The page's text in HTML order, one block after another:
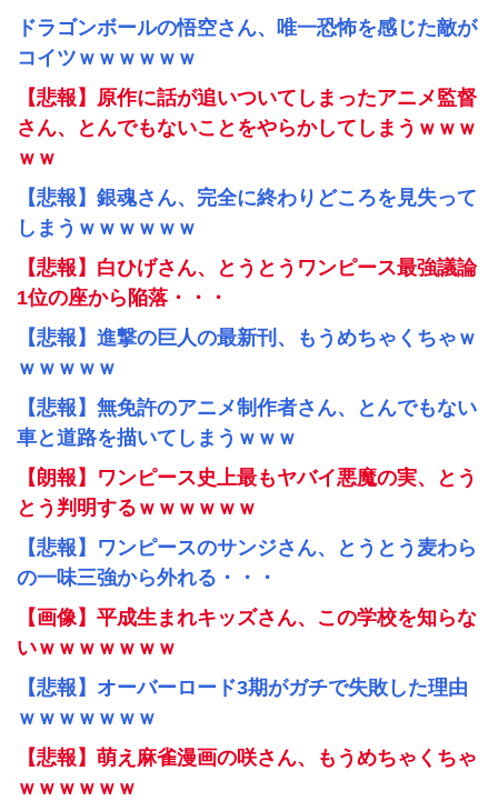
ドラゴンボールの悟空さん、唯一恐怖を感じた敵が
コイツｗｗｗｗｗｗ
【悲報】原作に話が追いついてしまったアニメ監督
さん、とんでもないことをやらかしてしまうｗｗｗ
ｗｗ
【悲報】銀魂さん、完全に終わりどころを見失って
しまうｗｗｗｗｗｗ
【悲報】白ひげさん、とうとうワンピース最強議論
1位の座から陥落・・・
【悲報】進撃の巨人の最新刊、もうめちゃくちゃｗ
ｗｗｗｗｗ
【悲報】無免許のアニメ制作者さん、とんでもない
車と道路を描いてしまうｗｗｗ
【朗報】ワンピース史上最もヤバイ悪魔の実、とう
とう判明するｗｗｗｗｗｗ
【悲報】ワンピースのサンジさん、とうとう麦わら
の一味三強から外れる・・・
【画像】平成生まれキッズさん、この学校を知らな
いｗｗｗｗｗｗｗ
【悲報】オーバーロード3期がガチで失敗した理由
ｗｗｗｗｗｗｗ
【悲報】萌え麻雀漫画の咲さん、もうめちゃくちゃ
ｗｗｗｗｗｗ